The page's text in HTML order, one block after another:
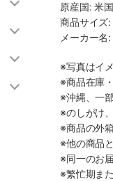
原産国: 米国
商品サイズ
メーカー
※写真はイ
※商品在庫
※沖縄、一
※のしがけ
※商品の外
※他の商品
※同一のお
※繁忙期ま